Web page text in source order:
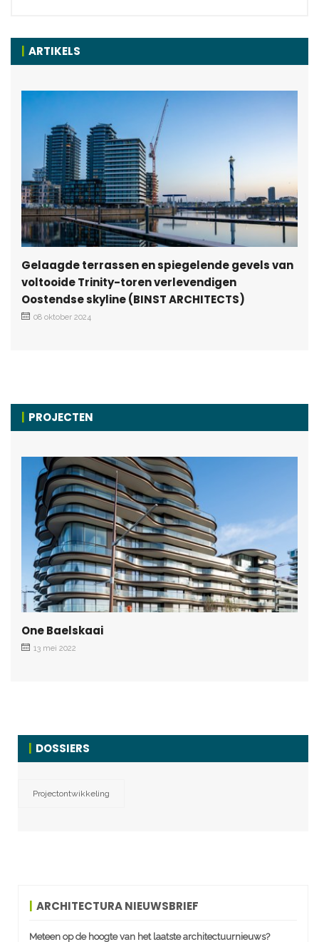
ARTIKELS
Gelaagde terrassen en spiegelende gevels van
voltooide Trinity-toren verlevendigen
Oostendse skyline (BINST ARCHITECTS)
08 oktober 2024
PROJECTEN
One Baelskaai
13 mei 2022
DOSSIERS
Projectontwikkeling
ARCHITECTURA NIEUWSBRIEF
Meteen op de hoogte van het laatste architectuurnieuws?